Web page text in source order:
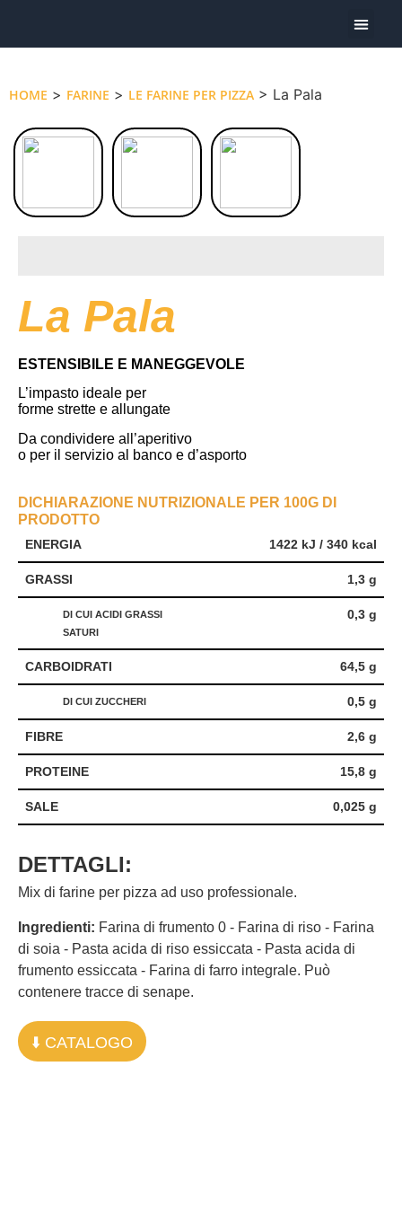
HOME > FARINE > LE FARINE PER PIZZA > La Pala
La Pala
ESTENSIBILE E MANEGGEVOLE
L’impasto ideale per
forme strette e allungate
Da condividere all’aperitivo
o per il servizio al banco e d’asporto
DICHIARAZIONE NUTRIZIONALE PER 100G DI
PRODOTTO
ENERGIA 1422 kJ / 340 kcal
GRASSI 1,3 g
DI CUI ACIDI GRASSI
SATURI
0,3 g
CARBOIDRATI 64,5 g
DI CUI ZUCCHERI 0,5 g
FIBRE 2,6 g
PROTEINE 15,8 g
SALE 0,025 g
DETTAGLI:
Mix di farine per pizza ad uso professionale.
Ingredienti: Farina di frumento 0 - Farina di riso - Farina
di soia - Pasta acida di riso essiccata - Pasta acida di
frumento essiccata - Farina di farro integrale. Può
contenere tracce di senape.
⬇️ CATALOGO